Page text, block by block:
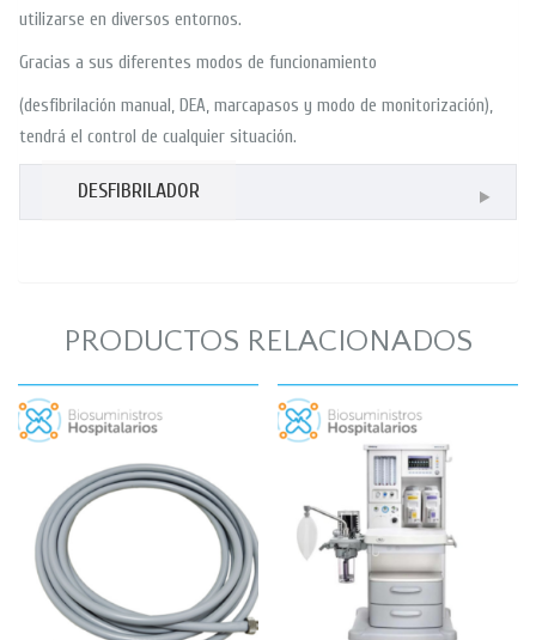
utilizarse en diversos entornos.
Gracias a sus diferentes modos de funcionamiento
(desfibrilación manual, DEA, marcapasos y modo de monitorización),
tendrá el control de cualquier situación.
DESFIBRILADOR
PRODUCTOS RELACIONADOS